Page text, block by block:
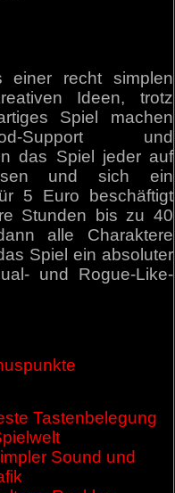
einer recht simplen
Ideen, trotz
Spiel machen
Support und
das Spiel jeder auf
und sich ein
5 Euro beschäftigt
Stunden bis zu 40
alle Charaktere
Spiel ein absoluter
und Rogue-Like-
Tastenbelegung
Sound und